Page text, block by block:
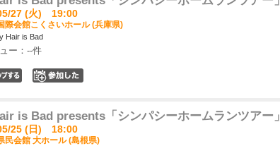
27 (火) 19:00
際会館こくさいホール (兵庫県)
Hair is Bad
ー：--件
is Bad presents「シンパシーホームランツアー」
25 (日) 18:00
民会館 大ホール (島根県)